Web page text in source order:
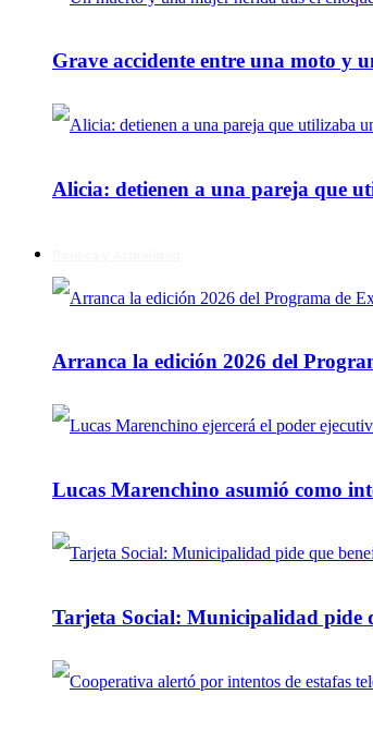
Grave accidente entre una moto y
Alicia: detienen a una pareja que
Arranca la edición 2026 del
Lucas Marenchino asumió como
Tarjeta Social: Municipalidad pide